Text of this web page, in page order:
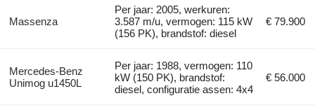
Massenza
Per jaar: 2005, werkuren:
3.587 m/u, vermogen: 115 kW
(156 PK), brandstof: diesel
€ 79.900
Mercedes-Benz
Unimog u1450L
Per jaar: 1988, vermogen: 110
kW (150 PK), brandstof:
diesel, configuratie assen: 4x4
€ 56.000